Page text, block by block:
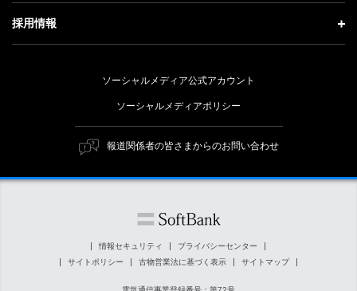
ガバナンス
人材戦略
経営方針
個人投資家の皆さまへ
株式と社債について
サステナビリティ トップ
トップメッセージ
ESG方針・体制
マテリアリティ（重要課題）
ESGの主な取り組み
外部評価・イニシアチブ
採用情報
キャリア採用
障がい者採用
ソーシャルメディア公式アカウント
ソーシャルメディアポリシー
報道関係者の皆さまからのお問い合わせ
情報セキュリティ
プライバシーセンター
サイトポリシー
古物営業法に基づく表示 サイトマップ